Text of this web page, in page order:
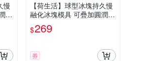
慢
冰
【荷生活】球型冰塊持久慢
融化冰塊模具 可疊加圓潤冰
球矽膠易脫模製冰盒-6入組
$269
券